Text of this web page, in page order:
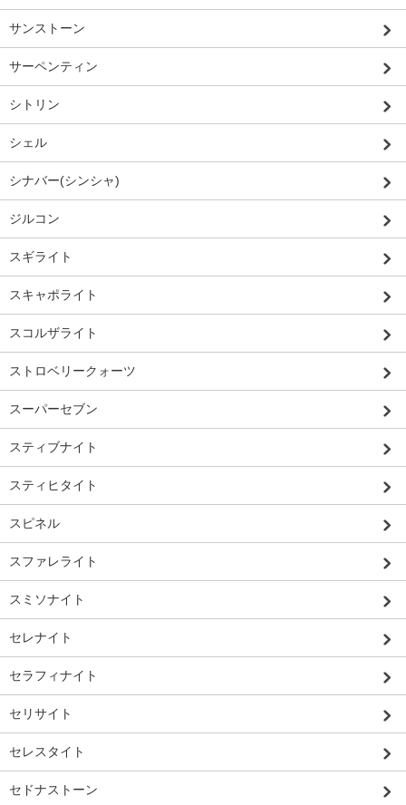
サンストーン
サーペンティン
シトリン
シェル
シナバー(シンシャ)
ジルコン
スギライト
スキャポライト
スコルザライト
ストロベリークォーツ
スーパーセブン
スティブナイト
スティヒタイト
スピネル
スファレライト
スミソナイト
セレナイト
セラフィナイト
セリサイト
セレスタイト
セドナストーン